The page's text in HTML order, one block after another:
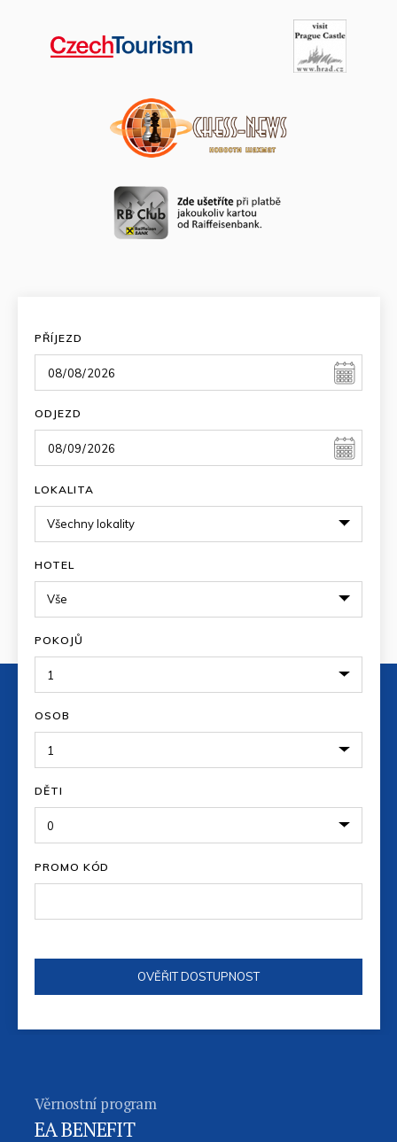
PŘÍJEZD
ODJEZD
LOKALITA
HOTEL
POKOJŮ
OSOB
DĚTI
PROMO KÓD
Věrnostní program
EA BENEFIT